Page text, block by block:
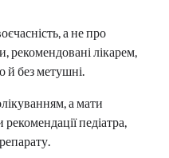
а не про
рекомендовані лікарем,
й без метушні.
а мати
педіатра,